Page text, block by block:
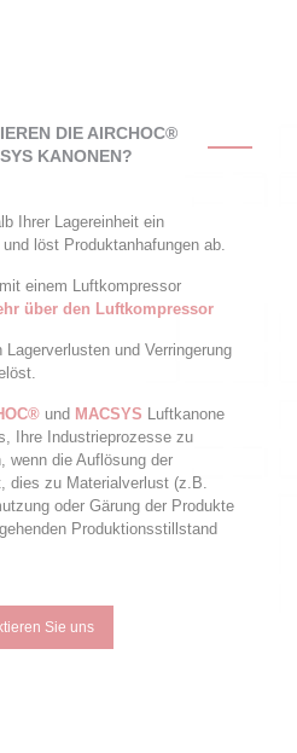
DIE AIRCHOC®
KANONEN?
Ihrer Lagereinheit ein
löst Produktanhafungen ab.
einem Luftkompressor
über den Luftkompressor
und Verringerung
und MACSYS Luftkanone
Ihre Industrieprozesse zu
wenn die Auflösung der
dies zu Materialverlust (z.B.
oder Gärung der Produkte
Produktionsstillstand
Sie uns